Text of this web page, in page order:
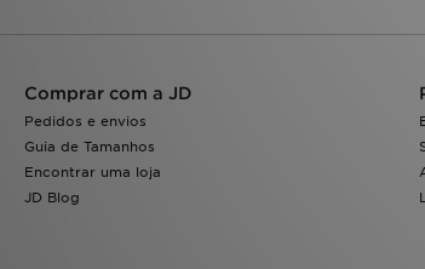
Comprar com a JD
Pedidos e envios
Guia de Tamanhos
Encontrar uma loja
JD Blog